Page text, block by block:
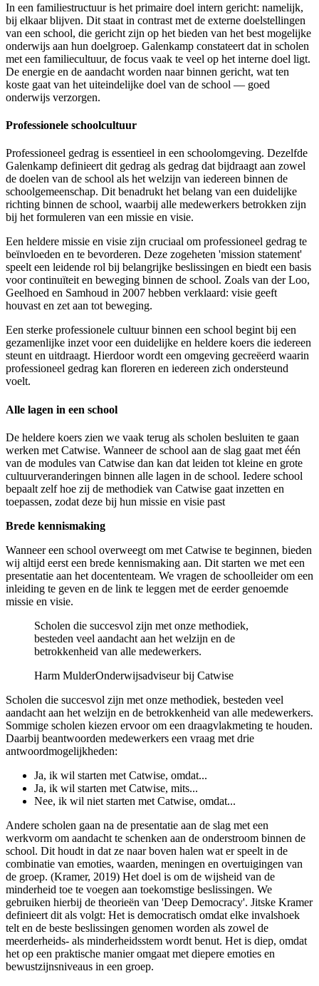
In een familiestructuur is het primaire doel intern gericht: namelijk,
bij elkaar blijven. Dit staat in contrast met de externe doelstellingen
van een school, die gericht zijn op het bieden van het best mogelijke
onderwijs aan hun doelgroep. Galenkamp constateert dat in scholen
met een familiecultuur, de focus vaak te veel op het interne doel ligt.
De energie en de aandacht worden naar binnen gericht, wat ten
koste gaat van het uiteindelijke doel van de school — goed
onderwijs verzorgen.
Professionele schoolcultuur
Professioneel gedrag is essentieel in een schoolomgeving. Dezelfde
Galenkamp definieert dit gedrag als gedrag dat bijdraagt aan zowel
de doelen van de school als het welzijn van iedereen binnen de
schoolgemeenschap. Dit benadrukt het belang van een duidelijke
richting binnen de school, waarbij alle medewerkers betrokken zijn
bij het formuleren van een missie en visie.
Een heldere missie en visie zijn cruciaal om professioneel gedrag te
beïnvloeden en te bevorderen. Deze zogeheten 'mission statement'
speelt een leidende rol bij belangrijke beslissingen en biedt een basis
voor continuïteit en beweging binnen de school. Zoals van der Loo,
Geelhoed en Samhoud in 2007 hebben verklaard: visie geeft
houvast en zet aan tot beweging.
Een sterke professionele cultuur binnen een school begint bij een
gezamenlijke inzet voor een duidelijke en heldere koers die iedereen
steunt en uitdraagt. Hierdoor wordt een omgeving gecreëerd waarin
professioneel gedrag kan floreren en iedereen zich ondersteund
voelt.
Alle lagen in een school
De heldere koers zien we vaak terug als scholen besluiten te gaan
werken met Catwise. Wanneer de school aan de slag gaat met één
van de modules van Catwise dan kan dat leiden tot kleine en grote
cultuurveranderingen binnen alle lagen in de school. Iedere school
bepaalt zelf hoe zij de methodiek van Catwise gaat inzetten en
toepassen, zodat deze bij hun missie en visie past
Brede kennismaking
Wanneer een school overweegt om met Catwise te beginnen, bieden
wij altijd eerst een brede kennismaking aan. Dit starten we met een
presentatie aan het docententeam. We vragen de schoolleider om een
inleiding te geven en de link te leggen met de eerder genoemde
missie en visie.
Scholen die succesvol zijn met onze methodiek,
besteden veel aandacht aan het welzijn en de
betrokkenheid van alle medewerkers.
Harm MulderOnderwijsadviseur bij Catwise
Scholen die succesvol zijn met onze methodiek, besteden veel
aandacht aan het welzijn en de betrokkenheid van alle medewerkers.
Sommige scholen kiezen ervoor om een draagvlakmeting te houden.
Daarbij beantwoorden medewerkers een vraag met drie
antwoordmogelijkheden:
Ja, ik wil starten met Catwise, omdat...
Ja, ik wil starten met Catwise, mits...
Nee, ik wil niet starten met Catwise, omdat...
Andere scholen gaan na de presentatie aan de slag met een
werkvorm om aandacht te schenken aan de onderstroom binnen de
school. Dit houdt in dat ze naar boven halen wat er speelt in de
combinatie van emoties, waarden, meningen en overtuigingen van
de groep. (Kramer, 2019) Het doel is om de wijsheid van de
minderheid toe te voegen aan toekomstige beslissingen. We
gebruiken hierbij de theorieën van 'Deep Democracy'. Jitske Kramer
definieert dit als volgt: Het is democratisch omdat elke invalshoek
telt en de beste beslissingen genomen worden als zowel de
meerderheids- als minderheidsstem wordt benut. Het is diep, omdat
het op een praktische manier omgaat met diepere emoties en
bewustzijnsniveaus in een groep.